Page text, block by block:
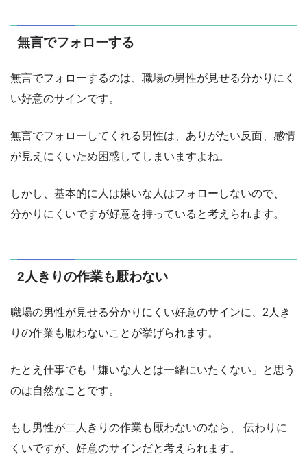
無言でフォローする
無言でフォローするのは、職場の男性が見せる分かりにく
い好意のサインです。
無言でフォローしてくれる男性は、ありがたい反面、感情
が見えにくいため困惑してしまいますよね。
しかし、基本的に人は嫌いな人はフォローしないので、
分かりにくいですが好意を持っていると考えられます。
2人きりの作業も厭わない
職場の男性が見せる分かりにくい好意のサインに、2人き
りの作業も厭わないことが挙げられます。
たとえ仕事でも「嫌いな人とは一緒にいたくない」と思う
のは自然なことです。
もし男性が二人きりの作業も厭わないのなら、 伝わりに
くいですが、好意のサインだと考えられます。